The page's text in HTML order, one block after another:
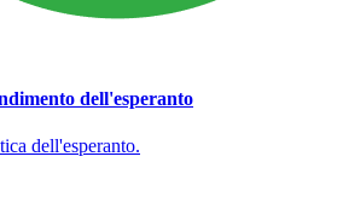
dell'esperanto
dell'esperanto.